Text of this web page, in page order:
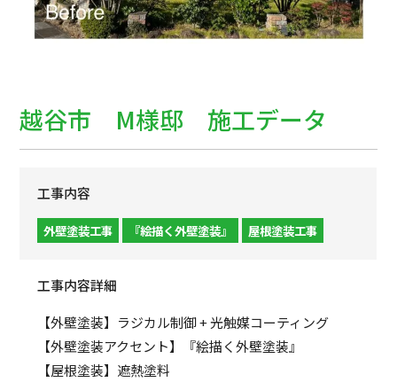
越谷市 M様邸 施工データ
工事内容
外壁塗装工事 『絵描く外壁塗装』 屋根塗装工事
工事内容詳細
【外壁塗装】ラジカル制御 + 光触媒コーティング
【外壁塗装アクセント】『絵描く外壁塗装』
【屋根塗装】遮熱塗料